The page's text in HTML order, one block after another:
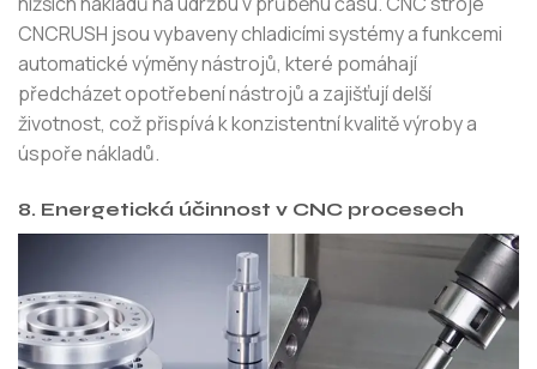
CNCRUSH jsou vybaveny chladicími systémy a funkcemi
automatické výměny nástrojů, které pomáhají
předcházet opotřebení nástrojů a zajišťují delší
životnost, což přispívá k konzistentní kvalitě výroby a
úspoře nákladů.
8. Energetická účinnost v CNC procesech